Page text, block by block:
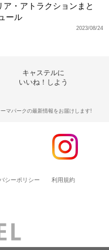
ア・アトラクションまと
ール
2023/08/24
キャステルに
いいね！しよう
マパークの最新情報をお届けします!
シーポリシー 利用規約